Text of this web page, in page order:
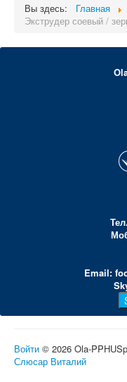
Вы здесь:
Главная
Экструдер соевый /
Email:
Войти © 2026 Ola-
Слюсар Виталий